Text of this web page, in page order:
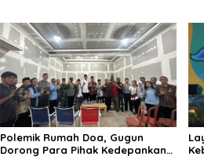
Polemik Rumah Doa, Gugun
Dorong Para Pihak Kedepankan